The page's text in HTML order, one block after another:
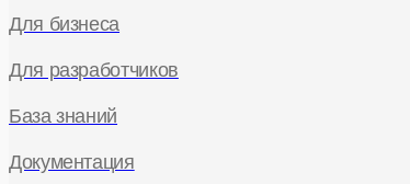
Для бизнеса
Для разработчиков
База знаний
Документация